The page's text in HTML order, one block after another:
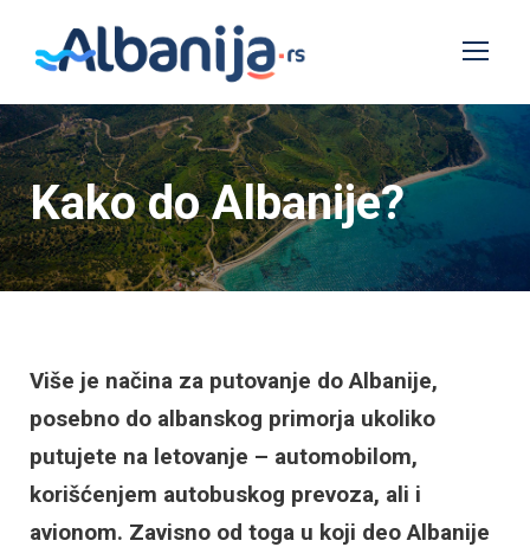
Kako do Albanije?
Više je načina za putovanje do Albanije,
posebno do albanskog primorja ukoliko
putujete na letovanje – automobilom,
korišćenjem autobuskog prevoza, ali i
avionom. Zavisno od toga u koji deo Albanije